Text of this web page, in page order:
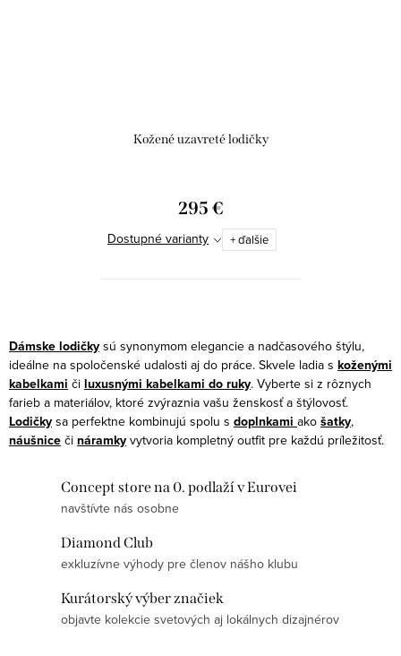
Kožené uzavreté lodičky
295 €
Dostupné varianty + ďalšie
v
l
á
d
a
Dámske lodičky sú synonymom elegancie a nadčasového štýlu,
ideálne na spoločenské udalosti aj do práce. Skvele ladia s koženými
kabelkami či luxusnými kabelkami do ruky. Vyberte si z rôznych
farieb a materiálov, ktoré zvýraznia vašu ženskosť a štýlovosť.
Lodičky sa perfektne kombinujú spolu s doplnkami ako šatky,
náušnice či náramky vytvoria kompletný outfit pre každú príležitosť.
Concept store na 0. podlaží v Eurovei
navštívte nás osobne
Diamond Club
exkluzívne výhody pre členov nášho klubu
Kurátorský výber značiek
objavte kolekcie svetových aj lokálnych dizajnérov